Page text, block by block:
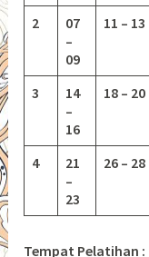
2
07
–
09
11 – 13
3
14
–
16
18 – 20
4
21
–
23
26 – 28
Tempat Pelatihan :